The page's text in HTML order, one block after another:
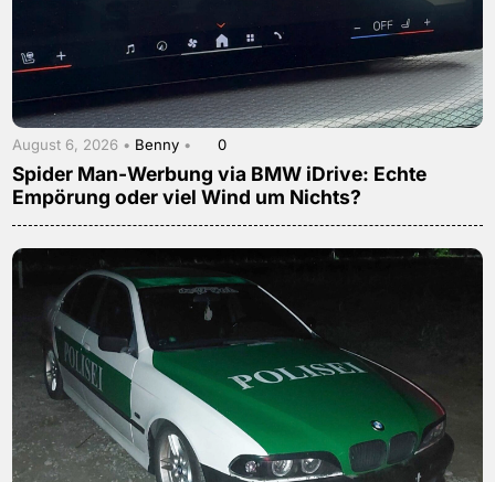
August 6, 2026 • Benny • 0
Spider Man-Werbung via BMW iDrive: Echte
Empörung oder viel Wind um Nichts?